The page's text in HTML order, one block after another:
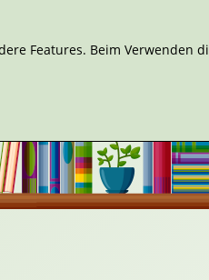
Features. Beim Verwenden